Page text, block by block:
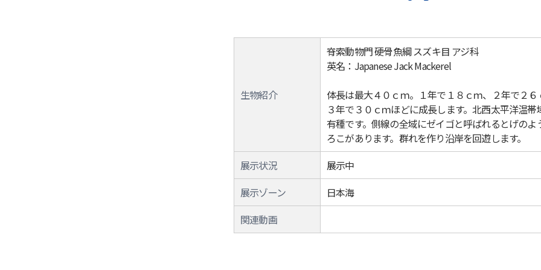
生物紹介
脊索動物門 硬骨魚綱 スズキ目 アジ科
英名：Japanese Jack Mackerel
体長は最大４０ｃｍ。１年で１８ｃｍ、２年で２６
３年で３０ｃｍほどに成長します。北西太平洋温帯
有種です。側線の全域にゼイゴと呼ばれるとげのよ
ろこがあります。群れを作り沿岸を回遊します。
展示状況
展示中
展示ゾーン
日本海
関連動画